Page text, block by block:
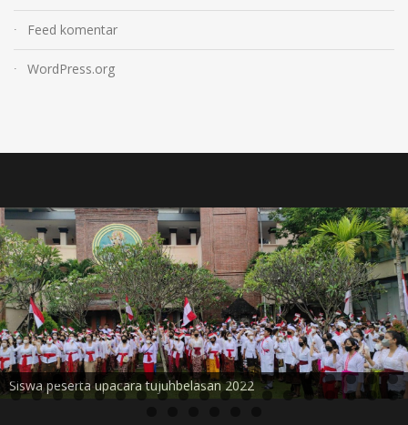
Feed komentar
WordPress.org
Perangkat upacara dari Pengurus OSIS